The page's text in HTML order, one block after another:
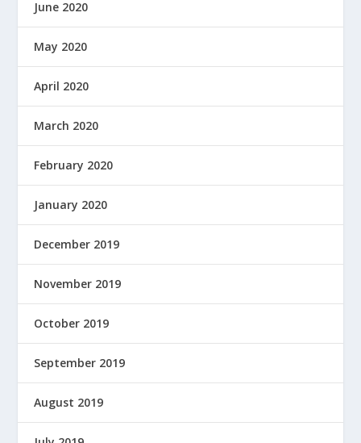
June 2020
May 2020
April 2020
March 2020
February 2020
January 2020
December 2019
November 2019
October 2019
September 2019
August 2019